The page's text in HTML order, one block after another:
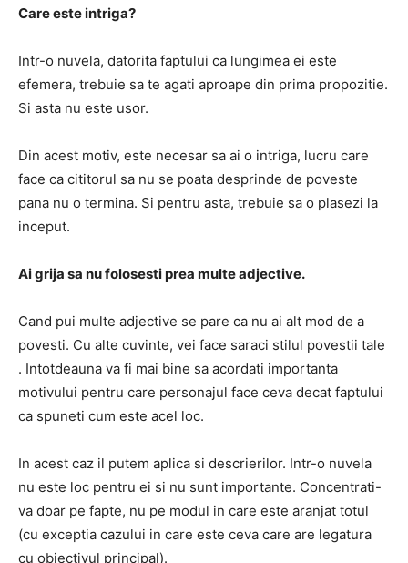
Care este intriga?
Intr-o nuvela, datorita faptului ca lungimea ei este
efemera, trebuie sa te agati aproape din prima propozitie.
Si asta nu este usor.
Din acest motiv, este necesar sa ai o intriga, lucru care
face ca cititorul sa nu se poata desprinde de poveste
pana nu o termina. Si pentru asta, trebuie sa o plasezi la
inceput.
Ai grija sa nu folosesti prea multe adjective.
Cand pui multe adjective se pare ca nu ai alt mod de a
povesti. Cu alte cuvinte, vei face saraci stilul povestii tale
. Intotdeauna va fi mai bine sa acordati importanta
motivului pentru care personajul face ceva decat faptului
ca spuneti cum este acel loc.
In acest caz il putem aplica si descrierilor. Intr-o nuvela
nu este loc pentru ei si nu sunt importante. Concentrati-
va doar pe fapte, nu pe modul in care este aranjat totul
(cu exceptia cazului in care este ceva care are legatura
cu obiectivul principal).